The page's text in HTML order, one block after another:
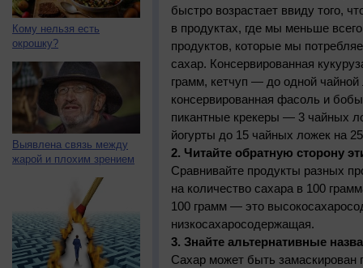
Кому нельзя есть
окрошку?
Выявлена связь между
жарой и плохим зрением
быстро возрастает ввиду того,
в продуктах, где мы меньше
продуктов, которые мы
сахар. Консервированная
грамм, кетчуп — до одной
консервированная фасоль и
пикантные крекеры — 3 чайных
йогурты до 15 чайных ложек на
2. Читайте обратную сторону
Сравнивайте продукты разных
на количество сахара в 100
100 грамм — это
низкосахаросодержащая.
3. Знайте альтернативные
Сахар может быть замаскирован